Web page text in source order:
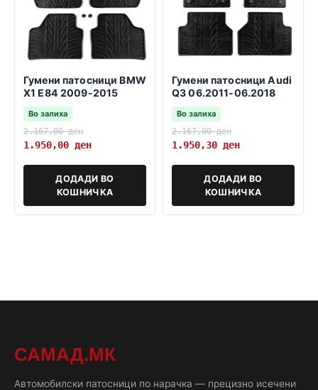
Гумени патосници BMW
X1 E84 2009-2015
Во залиха
2.167,00ден
1.950,00 ден
ДОДАДИ ВО
КОШНИЧКА
Гумени патосници Audi
Q3 06.2011-06.2018
Во залиха
2.167,00ден
1.950,30 ден
ДОДАДИ ВО
КОШНИЧКА
САМАД.МК
Автомобилски патосници по нарачка — прецизно исечени